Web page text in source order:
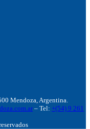
Mendoza, Argentina.
– Tel: +(54) 9 261